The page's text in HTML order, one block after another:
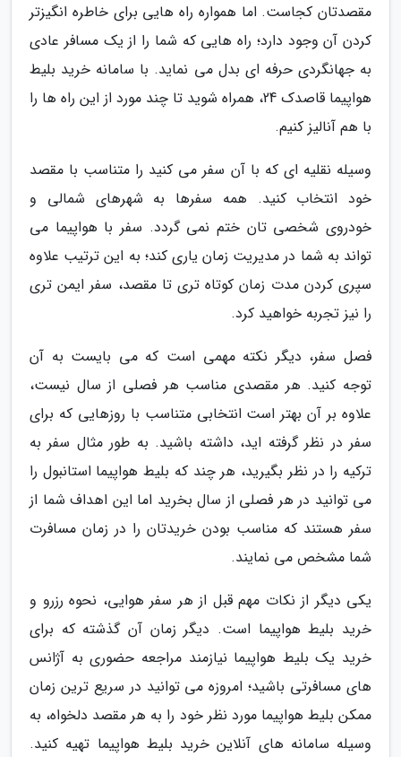
مقصدتان کجاست. اما همواره راه هایی برای خاطره انگیزتر
کردن آن وجود دارد؛ راه هایی که شما را از یک مسافر عادی
به جهانگردی حرفه ای بدل می نماید. با سامانه خرید بلیط
هواپیما قاصدک 24، همراه شوید تا چند مورد از این راه ها را
با هم آنالیز کنیم.
وسیله نقلیه ای که با آن سفر می کنید را متناسب با مقصد
خود انتخاب کنید. همه سفرها به شهرهای شمالی و
خودروی شخصی تان ختم نمی گردد. سفر با هواپیما می
تواند به شما در مدیریت زمان یاری کند؛ به این ترتیب علاوه
سپری کردن مدت زمان کوتاه تری تا مقصد، سفر ایمن تری
را نیز تجربه خواهید کرد.
فصل سفر، دیگر نکته مهمی است که می بایست به آن
توجه کنید. هر مقصدی مناسب هر فصلی از سال نیست،
علاوه بر آن بهتر است انتخابی متناسب با روزهایی که برای
سفر در نظر گرفته اید، داشته باشید. به طور مثال سفر به
ترکیه را در نظر بگیرید، هر چند که بلیط هواپیما استانبول را
می توانید در هر فصلی از سال بخرید اما این اهداف شما از
سفر هستند که مناسب بودن خریدتان را در زمان مسافرت
شما مشخص می نمایند.
یکی دیگر از نکات مهم قبل از هر سفر هوایی، نحوه رزرو و
خرید بلیط هواپیما است. دیگر زمان آن گذشته که برای
خرید یک بلیط هواپیما نیازمند مراجعه حضوری به آژانس
های مسافرتی باشید؛ امروزه می توانید در سریع ترین زمان
ممکن بلیط هواپیما مورد نظر خود را به هر مقصد دلخواه، به
وسیله سامانه های آنلاین خرید بلیط هواپیما تهیه کنید.